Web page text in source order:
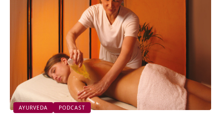
AYURVEDA PODCAST